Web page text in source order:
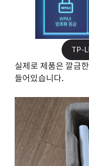
TP-
실제로 제품은 깔금
들어있습니다.